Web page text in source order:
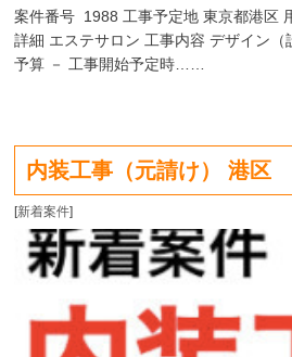
案件番号 1988 工事予定地 東京都港区
詳細 エステサロン 工事内容 デザイン
予算 － 工事開始予定時……
内装工事（元請け） 港区
[新着案件]